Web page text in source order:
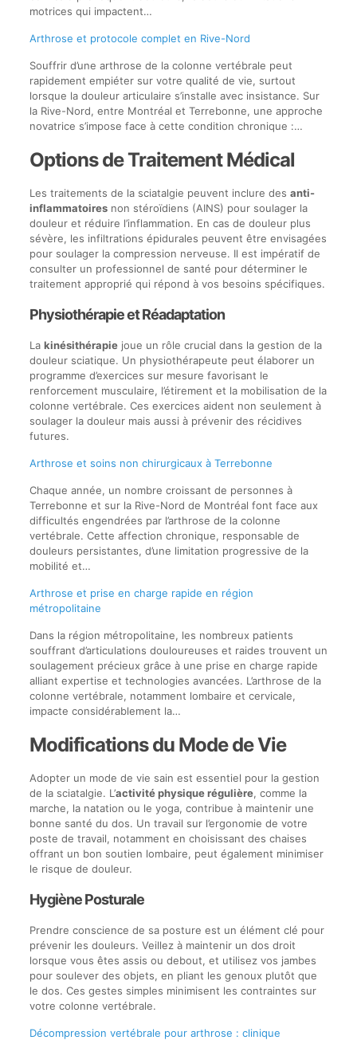
motrices qui impactent…
Arthrose et protocole complet en Rive-Nord
Souffrir d’une arthrose de la colonne vertébrale peut
rapidement empiéter sur votre qualité de vie, surtout
lorsque la douleur articulaire s’installe avec insistance. Sur
la Rive-Nord, entre Montréal et Terrebonne, une approche
novatrice s’impose face à cette condition chronique :…
Options de Traitement Médical
Les traitements de la sciatalgie peuvent inclure des anti-
inflammatoiresnon stéroïdiens (AINS) pour soulager la
douleur et réduire l’inflammation. En cas de douleur plus
sévère, les infiltrations épidurales peuvent être envisagées
pour soulager la compression nerveuse. Il est impératif de
consulter un professionnel de santé pour déterminer le
traitement approprié qui répond à vos besoins spécifiques.
Physiothérapie et Réadaptation
La kinésithérapiejoue un rôle crucial dans la gestion de la
douleur sciatique. Un physiothérapeute peut élaborer un
programme d’exercices sur mesure favorisant le
renforcement musculaire, l’étirement et la mobilisation de la
colonne vertébrale. Ces exercices aident non seulement à
soulager la douleur mais aussi à prévenir des récidives
futures.
Arthrose et soins non chirurgicaux à Terrebonne
Chaque année, un nombre croissant de personnes à
Terrebonne et sur la Rive-Nord de Montréal font face aux
difficultés engendrées par l’arthrose de la colonne
vertébrale. Cette affection chronique, responsable de
douleurs persistantes, d’une limitation progressive de la
mobilité et…
Arthrose et prise en charge rapide en région
métropolitaine
Dans la région métropolitaine, les nombreux patients
souffrant d’articulations douloureuses et raides trouvent un
soulagement précieux grâce à une prise en charge rapide
alliant expertise et technologies avancées. L’arthrose de la
colonne vertébrale, notamment lombaire et cervicale,
impacte considérablement la…
Modifications du Mode de Vie
Adopter un mode de vie sain est essentiel pour la gestion
de la sciatalgie. L’activité physique régulière, comme la
marche, la natation ou le yoga, contribue à maintenir une
bonne santé du dos. Un travail sur l’ergonomie de votre
poste de travail, notamment en choisissant des chaises
offrant un bon soutien lombaire, peut également minimiser
le risque de douleur.
Hygiène Posturale
Prendre conscience de sa posture est un élément clé pour
prévenir les douleurs. Veillez à maintenir un dos droit
lorsque vous êtes assis ou debout, et utilisez vos jambes
pour soulever des objets, en pliant les genoux plutôt que
le dos. Ces gestes simples minimisent les contraintes sur
votre colonne vertébrale.
Décompression vertébrale pour arthrose : clinique